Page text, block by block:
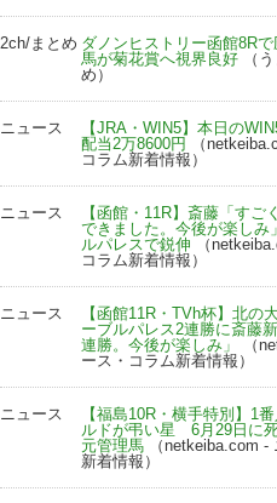
2ch/まとめ ダノンヒストリー函館8R
馬が菊花賞へ視界良好 （
め）
ニュース
【JRA・WIN5】本日の
配当2万8600円 （
コラム新着情報）
ニュース
【函館・11R】斎藤「すご
できました。今後が楽し
ルパレスで鋭伸 （
コラム新着情報）
ニュース
【函館11R・TVh杯】北の
ーブルパレス2連勝に斎藤
連勝。今後が楽しみ」
（
ース・コラム新着情報）
ニュース
【福島10R・横手特別】1
ルドが弔い星 6月29日に
元管理馬 （netkeiba.com -
新着情報）